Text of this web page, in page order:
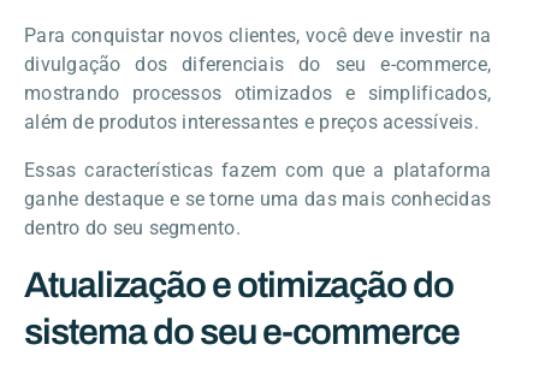
Para conquistar novos clientes, você deve investir na
divulgação dos diferenciais do seu e-commerce,
mostrando processos otimizados e simplificados,
além de produtos interessantes e preços acessíveis.
Essas características fazem com que a plataforma
ganhe destaque e se torne uma das mais conhecidas
dentro do seu segmento.
Atualização e otimização do
sistema do seu e-commerce